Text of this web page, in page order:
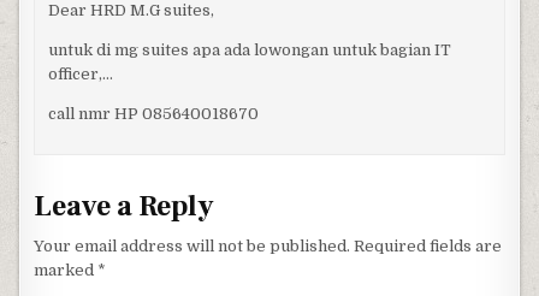
Dear HRD M.G suites,
untuk di mg suites apa ada lowongan untuk bagian IT
officer,…
call nmr HP 085640018670
Leave a Reply
Your email address will not be published. Required fields are
marked *